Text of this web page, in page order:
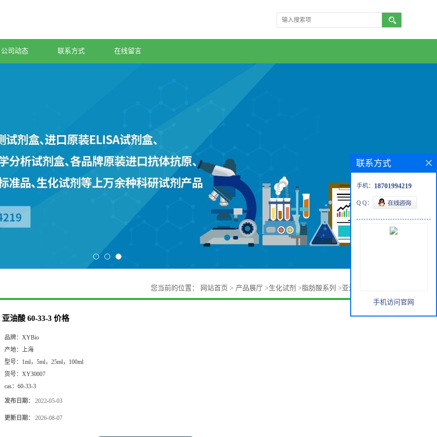
公司动态 联系方式 在线留言
您当前的位置： 网站首页 > 产品展厅 >生化试剂 >脂肪酸系列 >亚油酸 60-33-3 价格
亚油酸 60-33-3 价格
品牌： XYBio
产地： 上海
型号： 1ml，5ml，25ml，100ml
货号： XY30007
cas： 60-33-3
发布日期： 2022-05-03
更新日期： 2026-08-07
联系方式
手机： 18701994219
Q Q：
手机访问官网